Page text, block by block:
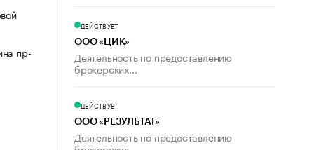
пр-
ДЕЙСТВУЕТ
ООО «ЦИК»
Деятельность по предоставлению
брокерских...
ДЕЙСТВУЕТ
ООО «РЕЗУЛЬТАТ»
Деятельность по предоставлению